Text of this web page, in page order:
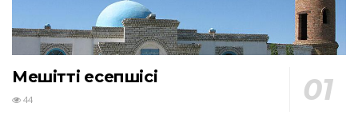
Мешіттің есепшісі
44